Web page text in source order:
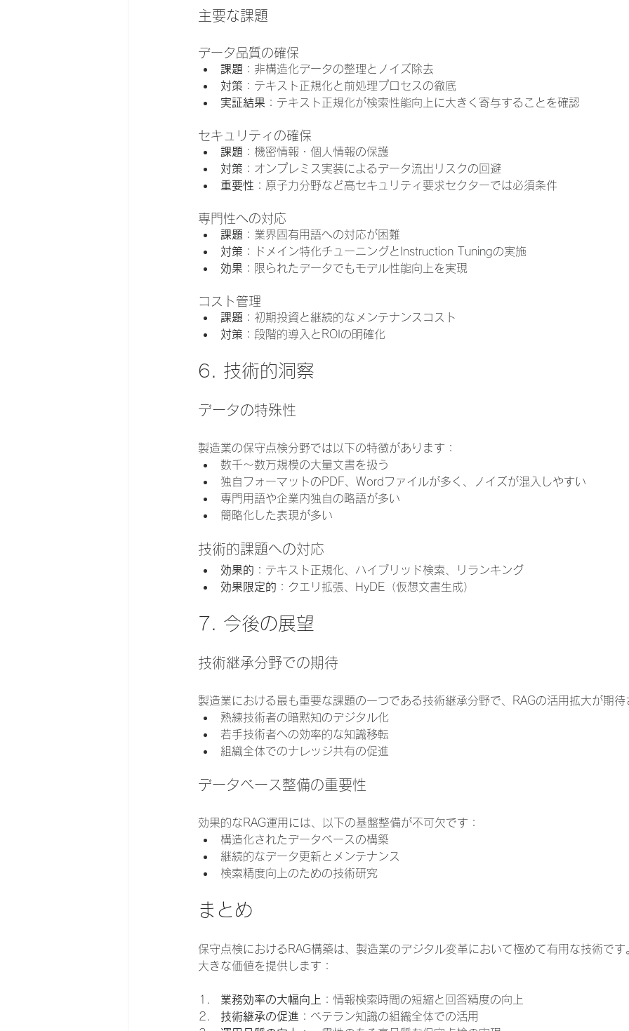
主要な課題
データ品質の確保
課題 ：非構造化データの整理とノイズ除去
対策 ：テキスト正規化と前処理プロセスの徹底
実証結果 ：テキスト正規化が検索性能向上に大きく寄与することを確認
セキュリティの確保
課題 ：機密情報・個人情報の保護
対策 ：オンプレミス実装によるデータ流出リスクの回避
重要性 ：原子力分野など高セキュリティ要求セクターでは必須条件
専門性への対応
課題 ：業界固有用語への対応が困難
対策 ：ドメイン特化チューニングとInstruction Tuningの実施
効果 ：限られたデータでもモデル性能向上を実現
コスト管理
課題 ：初期投資と継続的なメンテナンスコスト
対策 ：段階的導入とROIの明確化
6. 技術的洞察
データの特殊性
製造業の保守点検分野では以下の特徴があります：
数千～数万規模の大量文書を扱う
独自フォーマットのPDF、Wordファイルが多く、ノイズが混入しやすい
専門用語や企業内独自の略語が多い
簡略化した表現が多い
技術的課題への対応
効果的 ：テキスト正規化、ハイブリッド検索、リランキング
効果限定的 ：クエリ拡張、HyDE（仮想文書生成）
7. 今後の展望
技術継承分野での期待
製造業における最も重要な課題の一つである技術継承分野で、RAGの活用拡大が期待
熟練技術者の暗黙知のデジタル化
若手技術者への効率的な知識移転
組織全体でのナレッジ共有の促進
データベース整備の重要性
効果的なRAG運用には、以下の基盤整備が不可欠です：
構造化されたデータベースの構築
継続的なデータ更新とメンテナンス
検索精度向上のための技術研究
まとめ
保守点検におけるRAG構築は、製造業のデジタル変革において極めて有用な技術で
大きな価値を提供します：
業務効率の大幅向上 ：情報検索時間の短縮と回答精度の向上
技術継承の促進 ：ベテラン知識の組織全体での活用